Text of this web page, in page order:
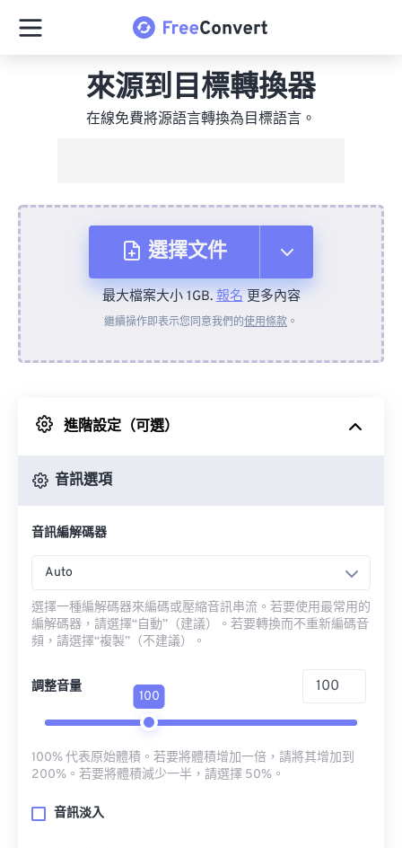
來源到目標轉換器
在線免費將源語言轉換為目標語言。
選擇文件
來自裝置
來自 Google 雲端硬碟
最大檔案大小 1GB.報名更多內容
繼續操作即表示您同意我們的使用條款 。
進階設定（可選）
音訊選項
音訊編解碼器
Auto
選擇一種編解碼器來編碼或壓縮音訊串流。若要使用最常用的
編解碼器，請選擇“自動”（建議）。若要轉換而不重新編碼音
頻，請選擇“複製”（不建議）。
調整音量
100
100% 代表原始體積。若要將體積增加一倍，請將其增加到
200%。若要將體積減少一半，請選擇 50%。
音訊淡入